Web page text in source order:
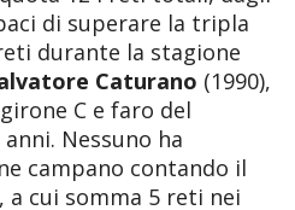
di superare la tripla
durante la stagione
Caturano (1990),
C e faro del
Nessuno ha
campano contando il
a cui somma 5 reti nei